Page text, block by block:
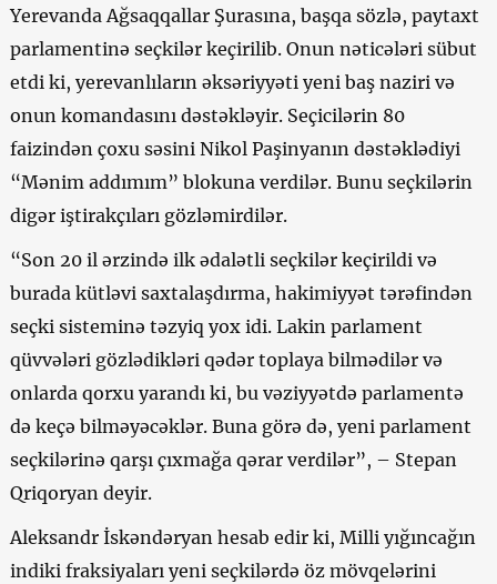
Yerevanda Ağsaqqallar Şurasına, başqa sözlə, paytaxt
parlamentinə seçkilər keçirilib. Onun nəticələri sübut
etdi ki, yerevanlıların əksəriyyəti yeni baş naziri və
onun komandasını dəstəkləyir. Seçicilərin 80
faizindən çoxu səsini Nikol Paşinyanın dəstəklədiyi
“Mənim addımım” blokuna verdilər. Bunu seçkilərin
digər iştirakçıları gözləmirdilər.
“Son 20 il ərzində ilk ədalətli seçkilər keçirildi və
burada kütləvi saxtalaşdırma, hakimiyyət tərəfindən
seçki sisteminə təzyiq yox idi. Lakin parlament
qüvvələri gözlədikləri qədər toplaya bilmədilər və
onlarda qorxu yarandı ki, bu vəziyyətdə parlamentə
də keçə bilməyəcəklər. Buna görə də, yeni parlament
seçkilərinə qarşı çıxmağa qərar verdilər”, – Stepan
Qriqoryan deyir.
Aleksandr İskəndəryan hesab edir ki, Milli yığıncağın
indiki fraksiyaları yeni seçkilərdə öz mövqelərini